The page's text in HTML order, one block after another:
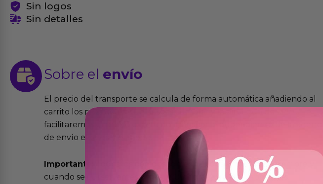
Sin logos
Sin detalles
Sobre el envío
El precio del transporte se calcula de forma automática añadiendo al
carrito los productos que desees comprar y la dirección de envio. Te
facilitaremos el precio exacto del transporte dependiendo de la agencia
de envío elegida y el modo.
Importante:
Todos los pedidos son expedidos el mismo dia siempre y
cuando se cursen antes de las 13:00 horas y en días laborables.